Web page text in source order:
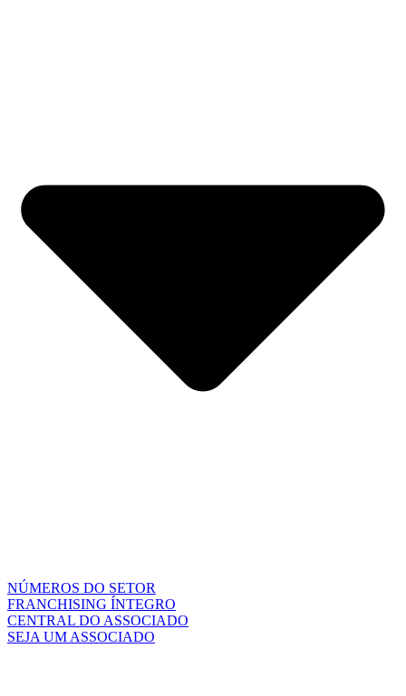
NÚMEROS DO SETOR
FRANCHISING ÍNTEGRO
CENTRAL DO ASSOCIADO
SEJA UM ASSOCIADO